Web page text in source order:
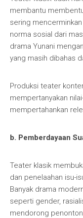
membantu
sering
norma sosial dari
drama Yunani
yang masih dibahas
Produksi teater
mempertanyakan
mempertahankan
b. Pemberdayaan
Teater klasik
dan penelaahan isu-
Banyak drama
seperti gender,
mendorong